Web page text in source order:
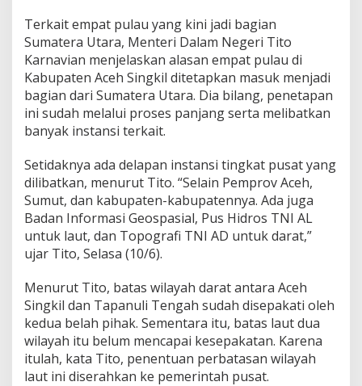
Terkait empat pulau yang kini jadi bagian
Sumatera Utara, Menteri Dalam Negeri Tito
Karnavian menjelaskan alasan empat pulau di
Kabupaten Aceh Singkil ditetapkan masuk menjadi
bagian dari Sumatera Utara. Dia bilang, penetapan
ini sudah melalui proses panjang serta melibatkan
banyak instansi terkait.
Setidaknya ada delapan instansi tingkat pusat yang
dilibatkan, menurut Tito. “Selain Pemprov Aceh,
Sumut, dan kabupaten-kabupatennya. Ada juga
Badan Informasi Geospasial, Pus Hidros TNI AL
untuk laut, dan Topografi TNI AD untuk darat,”
ujar Tito, Selasa (10/6).
Menurut Tito, batas wilayah darat antara Aceh
Singkil dan Tapanuli Tengah sudah disepakati oleh
kedua belah pihak. Sementara itu, batas laut dua
wilayah itu belum mencapai kesepakatan. Karena
itulah, kata Tito, penentuan perbatasan wilayah
laut ini diserahkan ke pemerintah pusat.